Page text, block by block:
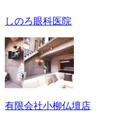
しのろ眼科医院
有限会社小柳仏壇店